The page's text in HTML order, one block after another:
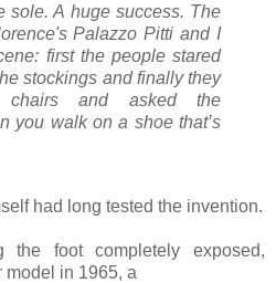
sole. A huge success. The
Palazzo Pitti and I
first the people stared
stockings and finally they
and asked the
you walk on a shoe that’s
had long tested the invention.
foot completely exposed,
model in 1965, a